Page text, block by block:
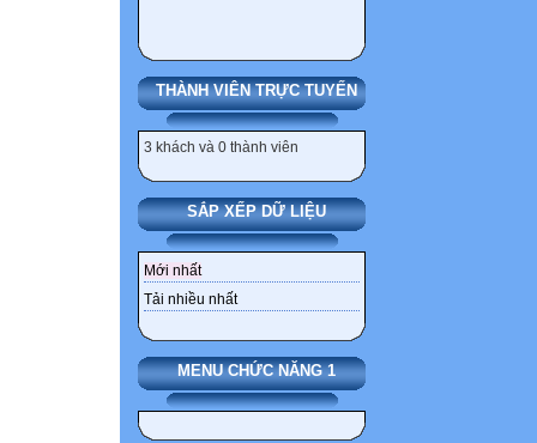
THÀNH VIÊN TRỰC TUYẾN
3 khách và 0 thành viên
SẮP XẾP DỮ LIỆU
Mới nhất
Tải nhiều nhất
MENU CHỨC NĂNG 1